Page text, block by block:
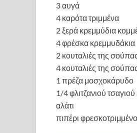
3 αυγά
4 καρότα τριμμένα
2 ξερά κρεμμύδια
4 φρέσκα κρεμμυδάκια
2 κουταλιές της
4 κουταλιές της
1 πρέζα μοσχοκάρυδο
1/4 φλιτζανιού
αλάτι
πιπέρι φρεσκοτριμμένο